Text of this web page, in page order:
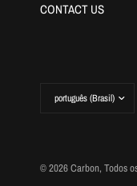
CONTACT US
país/região
© 2026 Carbon, Todos